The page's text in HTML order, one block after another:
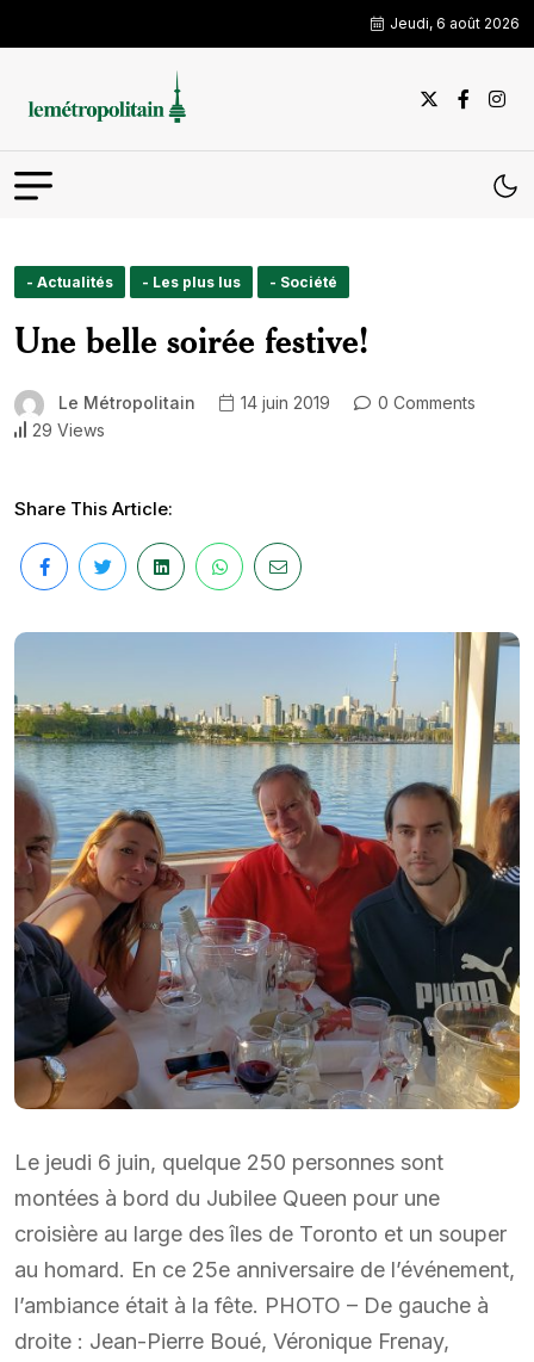
Jeudi, 6 août 2026
- Actualités - Les plus lus - Société
Une belle soirée festive!
Le Métropolitain 14 juin 2019
0 Comments
29 Views
Share This Article:
Le jeudi 6 juin, quelque 250 personnes sont
montées à bord du Jubilee Queen pour une
croisière au large des îles de Toronto et un souper
au homard. En ce 25e anniversaire de l’événement,
l’ambiance était à la fête. PHOTO – De gauche à
droite : Jean-Pierre Boué, Véronique Frenay,